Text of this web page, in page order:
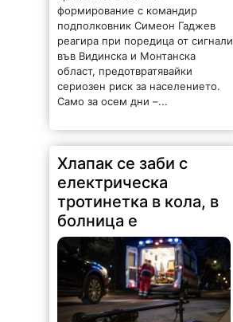
формирование с командир
подполковник Симеон Гаджев
реагира при поредица от сигнали
във Видинска и Монтанска
област, предотвратявайки
сериозен риск за населението.
Само за осем дни –...
Хлапак се заби с
електрическа
тротинетка в кола, в
болница е